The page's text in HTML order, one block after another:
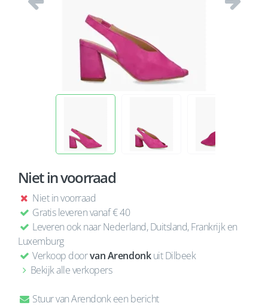
Vorige
Niet in voorraad
Niet in voorraad
Gratis leveren vanaf € 40
Leveren ook naar Nederland, Duitsland, Frankrijk en
Luxemburg
Verkoop doorvan Arendonkuit Dilbeek
Bekijk alle verkopers
Stuur van Arendonk een bericht